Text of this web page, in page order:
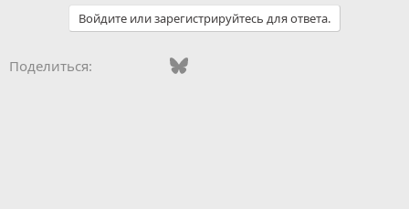
Войдите или зарегистрируйтесь для ответа.
Поделиться: Vkontakte
FacebookBluesky